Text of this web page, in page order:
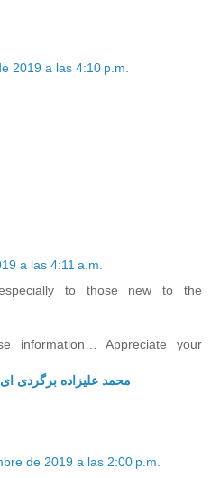
2019 a las 4:10 p.m.
a las 4:11 a.m.
to those new to the
information… Appreciate your
محمد علیزاده برگردی
de 2019 a las 2:00 p.m.